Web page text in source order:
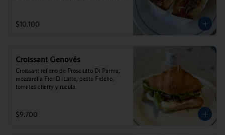
$10.100
Croissant Genovés
Croissant relleno de Prosciutto Di Parma,
mozzarella Fior Di Latte, pesto Fidelio,
tomates cherry y rucula.
$9.700